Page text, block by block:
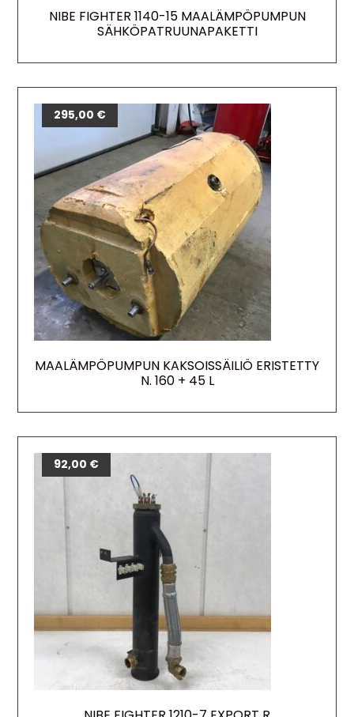
NIBE FIGHTER 1140-15 MAALÄMPÖPUMPUN
SÄHKÖPATRUUNAPAKETTI
MAALÄMPÖPUMPUN KAKSOISSÄILIÖ ERISTETTY
N. 160 + 45 L
295,00 €
92,00 €